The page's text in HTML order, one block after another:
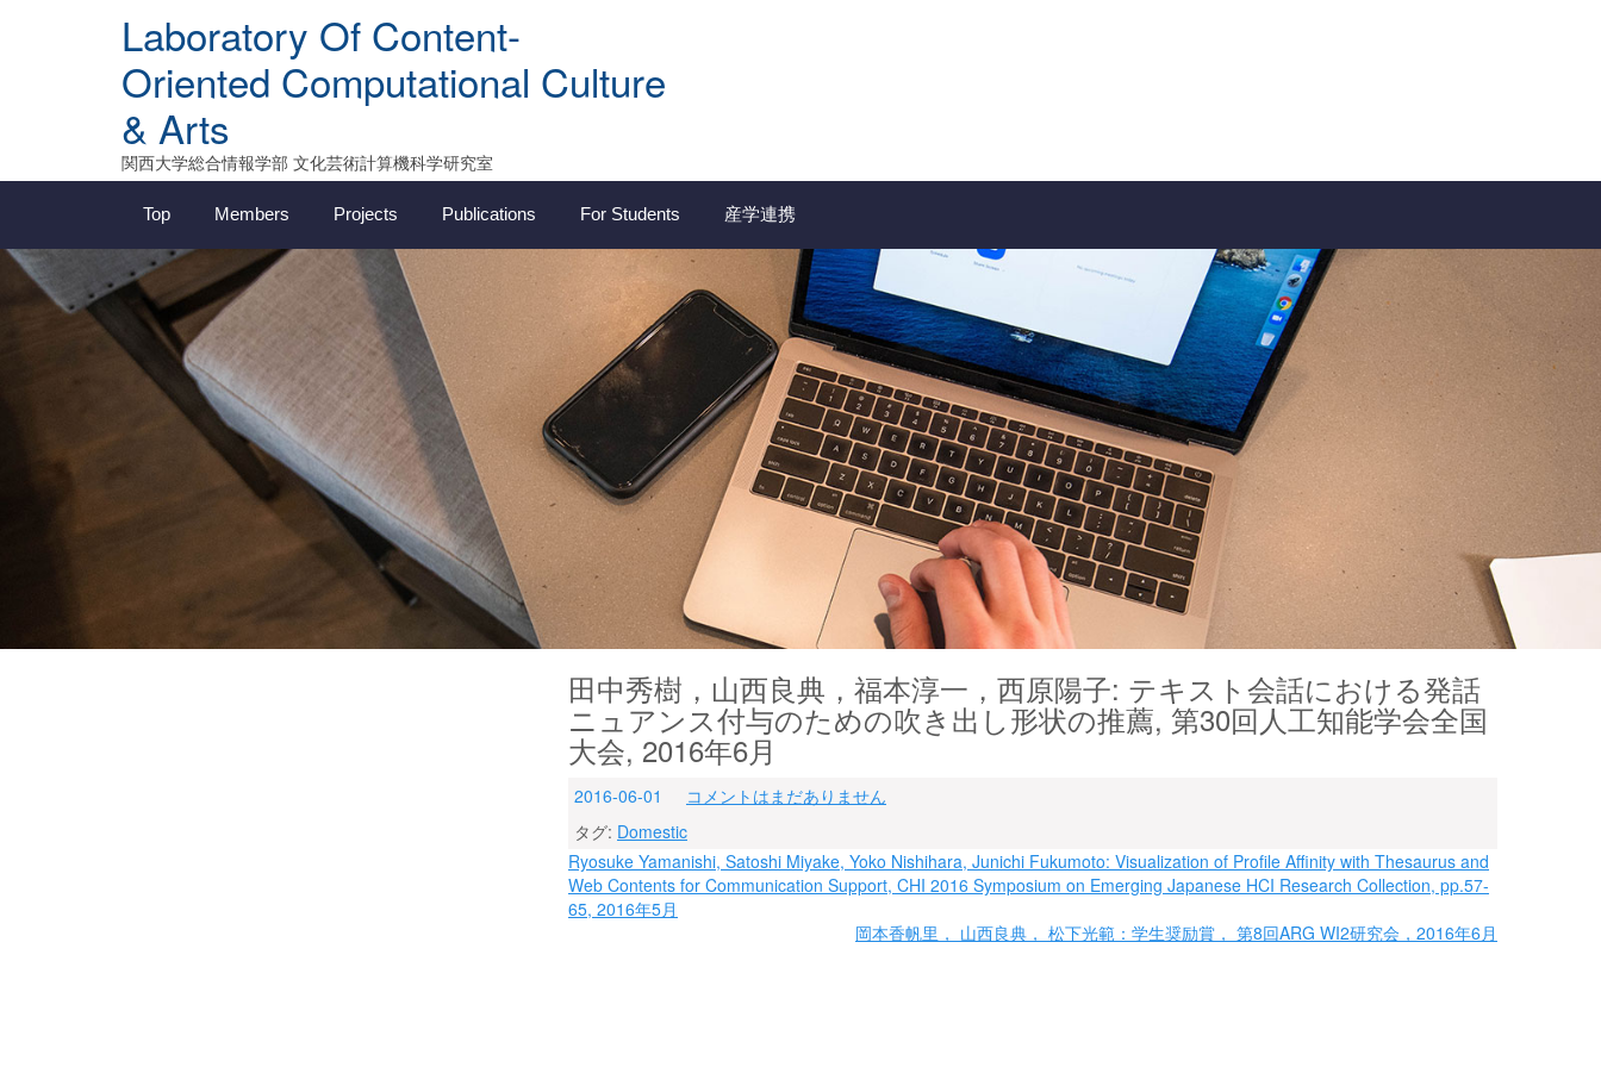
Laboratory Of Content-
Oriented Computational Culture
& Arts
関西大学総合情報学部 文化芸術計算機科学研究室
Top Members Projects Publications For Students 産学連携
田中秀樹，山西良典，福本淳一，西原陽子: テキスト会話における発話
ニュアンス付与のための吹き出し形状の推薦, 第30回人工知能学会全国
大会, 2016年6月
2016-06-01
コメントはまだありません
タグ: Domestic
投
稿
Ryosuke Yamanishi, Satoshi Miyake, Yoko Nishihara, Junichi Fukumoto: Visualization of Profile Affinity with Thesaurus and
Web Contents for Communication Support, CHI 2016 Symposium on Emerging Japanese HCI Research Collection, pp.57-
65, 2016年5月
岡本香帆里， 山西良典， 松下光範：学生奨励賞， 第8回ARG WI2研究会，2016年6月